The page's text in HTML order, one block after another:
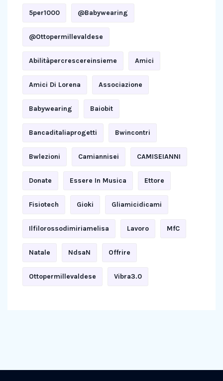
5per1000 @babywearing
@ottopermillevaldese
Abilitàpercrescereinsieme Amici
Amici Di Lorena Associazione
Babywearing Baiobit
Bancaditaliaprogetti Bwincontri
Bwlezioni Camiannisei CAMISEIANNI
Donate Essere In Musica Ettore
Fisiotech Gioki Gliamicidicami
Ilfilorossodimiriamelisa Lavoro MfC
Natale NdsaN Offrire
Ottopermillevaldese Vibra3.0